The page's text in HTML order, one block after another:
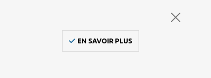
EN SAVOIR PLUS